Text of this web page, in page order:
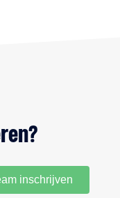
inschrijven